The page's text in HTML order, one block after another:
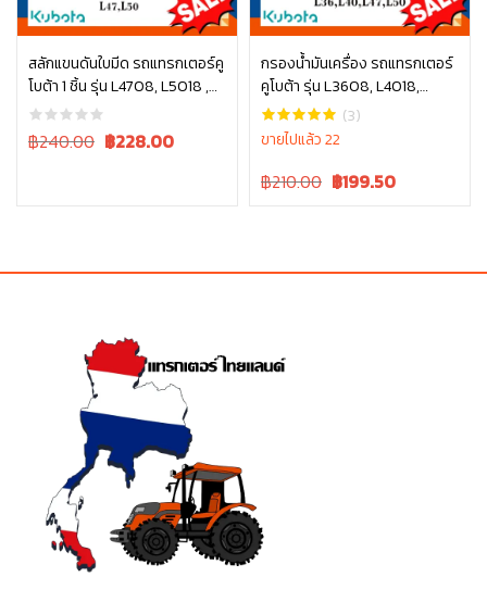
สลักแขนดันใบมีด รถแทรกเตอร์คู
โบต้า 1 ชิ้น รุ่น L4708, L5018 ,
W9558-52102
Original
฿240.00 Current
฿228.00
หยิบใส่ตะกร้า
กรองน้ำมันเครื่อง รถแทรกเตอร์
คูโบต้า รุ่น L3608, L4018,
L4508, L4708, L5018, M6040
, W9501-31070B
(3)
ขายไปแล้ว 22
Original
฿210.00 Current
฿199.50
หยิบใส่ตะกร้า